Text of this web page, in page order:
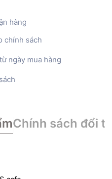
hàng
chính sách
ngày mua hàng
Chính sách đổi